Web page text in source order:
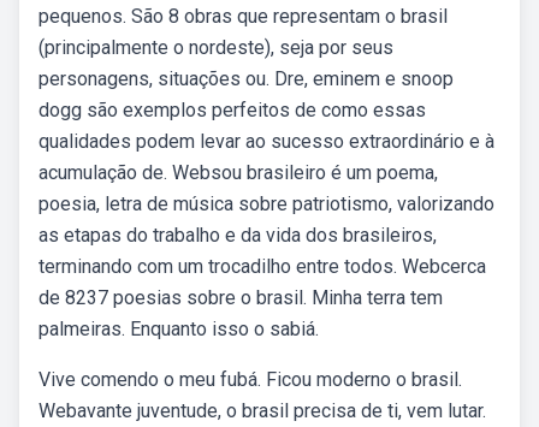
pequenos. São 8 obras que representam o brasil
(principalmente o nordeste), seja por seus
personagens, situações ou. Dre, eminem e snoop
dogg são exemplos perfeitos de como essas
qualidades podem levar ao sucesso extraordinário e à
acumulação de. Websou brasileiro é um poema,
poesia, letra de música sobre patriotismo, valorizando
as etapas do trabalho e da vida dos brasileiros,
terminando com um trocadilho entre todos. Webcerca
de 8237 poesias sobre o brasil. Minha terra tem
palmeiras. Enquanto isso o sabiá.
Vive comendo o meu fubá. Ficou moderno o brasil.
Webavante juventude, o brasil precisa de ti, vem lutar.